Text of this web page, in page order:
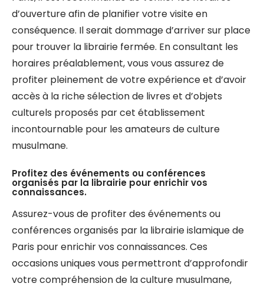
d’ouverture afin de planifier votre visite en
conséquence. Il serait dommage d’arriver sur place
pour trouver la librairie fermée. En consultant les
horaires préalablement, vous vous assurez de
profiter pleinement de votre expérience et d’avoir
accès à la riche sélection de livres et d’objets
culturels proposés par cet établissement
incontournable pour les amateurs de culture
musulmane.
Profitez des événements ou conférences
organisés par la librairie pour enrichir vos
connaissances.
Assurez-vous de profiter des événements ou
conférences organisés par la librairie islamique de
Paris pour enrichir vos connaissances. Ces
occasions uniques vous permettront d’approfondir
votre compréhension de la culture musulmane,